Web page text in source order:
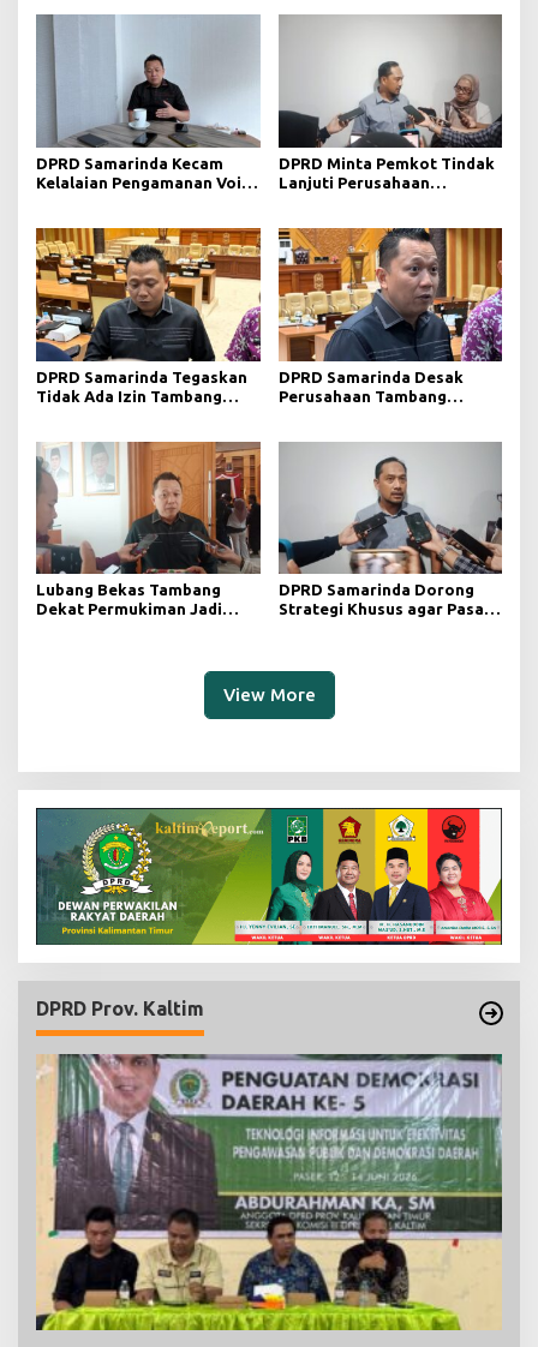
DPRD Samarinda Kecam
Kelalaian Pengamanan Void
DPRD Minta Pemkot Tindak
Lanjuti Perusahaan
DPRD Samarinda Tegaskan
Tidak Ada Izin Tambang
DPRD Samarinda Desak
Perusahaan Tambang
Lubang Bekas Tambang
Dekat Permukiman Jadi
DPRD Samarinda Dorong
Strategi Khusus agar Pasar
View More
DPRD Prov. Kaltim